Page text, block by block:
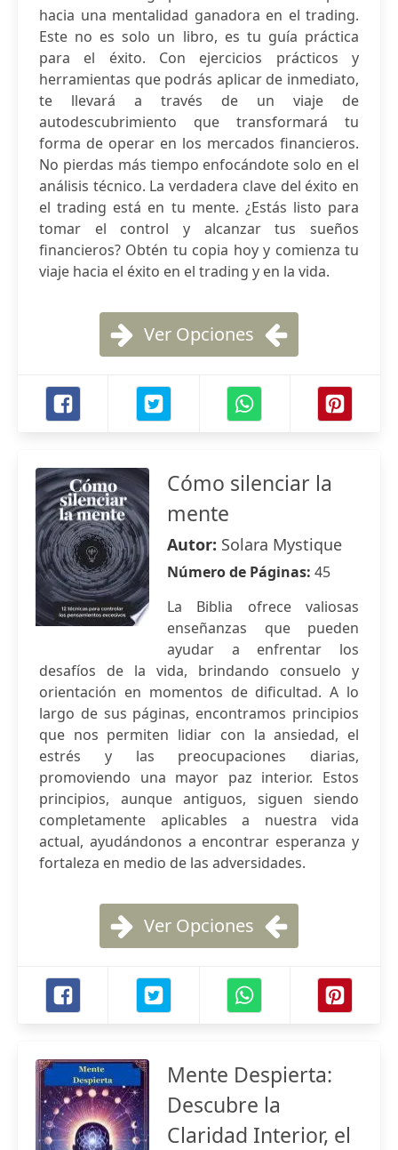
hacia una mentalidad ganadora en el trading.
Este no es solo un libro, es tu guía práctica
para el éxito. Con ejercicios prácticos y
herramientas que podrás aplicar de inmediato,
te llevará a través de un viaje de
autodescubrimiento que transformará tu
forma de operar en los mercados financieros.
No pierdas más tiempo enfocándote solo en el
análisis técnico. La verdadera clave del éxito en
el trading está en tu mente. ¿Estás listo para
tomar el control y alcanzar tus sueños
financieros? Obtén tu copia hoy y comienza tu
viaje hacia el éxito en el trading y en la vida.
Ver Opciones
Cómo silenciar la
mente
Autor: Solara Mystique
Número de Páginas: 45
La Biblia ofrece valiosas
enseñanzas que pueden
ayudar a enfrentar los
desafíos de la vida, brindando consuelo y
orientación en momentos de dificultad. A lo
largo de sus páginas, encontramos principios
que nos permiten lidiar con la ansiedad, el
estrés y las preocupaciones diarias,
promoviendo una mayor paz interior. Estos
principios, aunque antiguos, siguen siendo
completamente aplicables a nuestra vida
actual, ayudándonos a encontrar esperanza y
fortaleza en medio de las adversidades.
Ver Opciones
Mente Despierta:
Descubre la
Claridad Interior, el